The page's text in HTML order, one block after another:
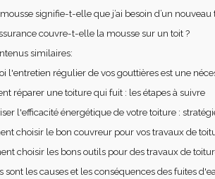
signifie-t-elle que j’ai besoin d’un nouveau
couvre-t-elle la mousse sur un toit ?
similaires:
l'entretien régulier de vos gouttières est une
réparer une toiture qui fuit : les étapes à suivre
l'efficacité énergétique de votre toiture :
choisir le bon couvreur pour vos travaux de
choisir les bons outils pour des travaux de
sont les causes et les conséquences des fuites